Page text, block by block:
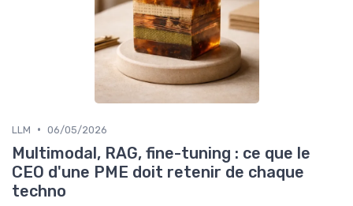
LLM • 06/05/2026
Multimodal, RAG, fine-tuning : ce que le
CEO d'une PME doit retenir de chaque
techno